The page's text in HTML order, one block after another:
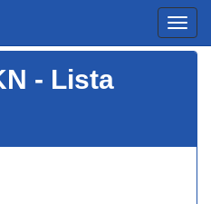
- Lista